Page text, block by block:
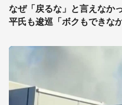
なぜ「戻るな」と言えなか
平氏も逡巡「ボクもできな